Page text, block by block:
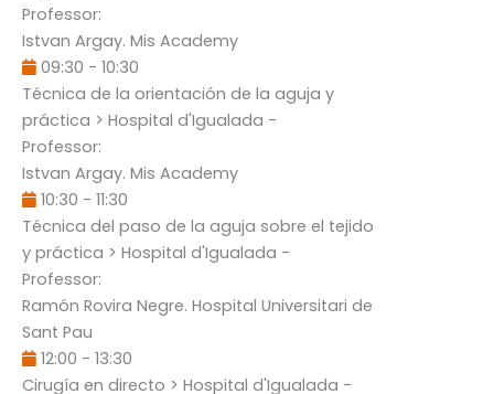
Professor:
Istvan Argay. Mis Academy
09:30 - 10:30
Técnica de la orientación de la aguja y
práctica > Hospital d'Igualada -
Professor:
Istvan Argay. Mis Academy
10:30 - 11:30
Técnica del paso de la aguja sobre el tejido
y práctica > Hospital d'Igualada -
Professor:
Ramón Rovira Negre. Hospital Universitari de
Sant Pau
12:00 - 13:30
Cirugía en directo > Hospital d'Igualada -